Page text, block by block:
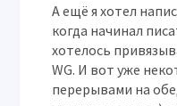
А ещё я хотел
когда начинал
хотелось
WG. И вот уже
перерывами на